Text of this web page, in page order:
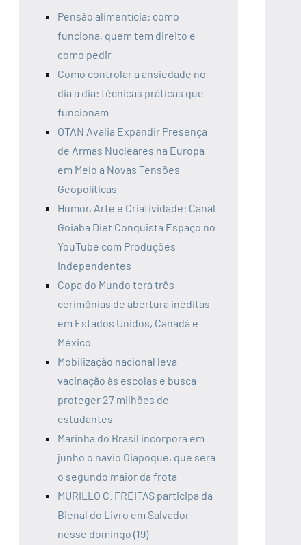
Pensão alimentícia: como
funciona, quem tem direito e
como pedir
Como controlar a ansiedade no
dia a dia: técnicas práticas que
funcionam
OTAN Avalia Expandir Presença
de Armas Nucleares na Europa
em Meio a Novas Tensões
Geopolíticas
Humor, Arte e Criatividade: Canal
Goiaba Diet Conquista Espaço no
YouTube com Produções
Independentes
Copa do Mundo terá três
cerimônias de abertura inéditas
em Estados Unidos, Canadá e
México
Mobilização nacional leva
vacinação às escolas e busca
proteger 27 milhões de
estudantes
Marinha do Brasil incorpora em
junho o navio Oiapoque, que será
o segundo maior da frota
MURILLO C. FREITAS participa da
Bienal do Livro em Salvador
nesse domingo (19)